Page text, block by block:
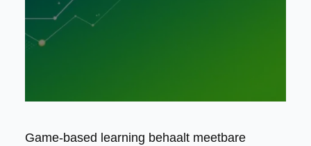
Game-based learning behaalt meetbare